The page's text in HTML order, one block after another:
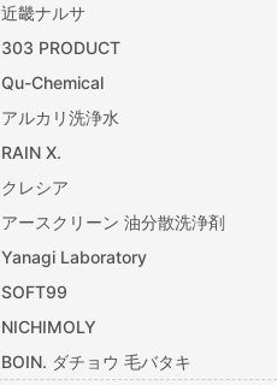
近畿ナルサ
303 PRODUCT
Qu-Chemical
アルカリ洗浄水
RAIN X.
クレシア
アースクリーン 油分散洗浄剤
Yanagi Laboratory
SOFT99
NICHIMOLY
BOIN. ダチョウ 毛バタキ